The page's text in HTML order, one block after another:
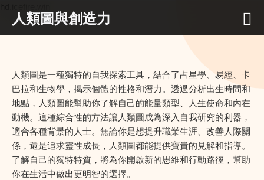
人類圖與創造力
人類圖是一種獨特的自我探索工具，結合了占星學、易經、卡
巴拉和生物學，揭示個體的性格和潛力。透過分析出生時間和
地點，人類圖能幫助你了解自己的能量類型、人生使命和內在
動機。這種綜合性的方法讓人類圖成為深入自我研究的利器，
適合各種背景的人士。無論你是想提升職業生涯、改善人際關
係，還是追求靈性成長，人類圖都能提供寶貴的見解和指導。
了解自己的獨特特質，將為你開啟新的思維和行動路徑，幫助
你在生活中做出更明智的選擇。